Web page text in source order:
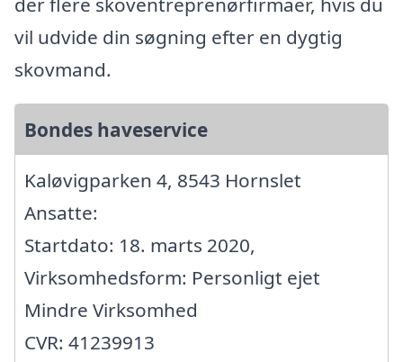
vil udvide din søgning efter en dygtig
skovmand.
Bondes haveservice
Kaløvigparken 4, 8543 Hornslet
Ansatte:
Startdato: 18. marts 2020,
Virksomhedsform: Personligt ejet
Mindre Virksomhed
CVR: 41239913